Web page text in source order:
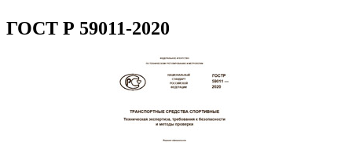
ГОСТ Р 59011-2020